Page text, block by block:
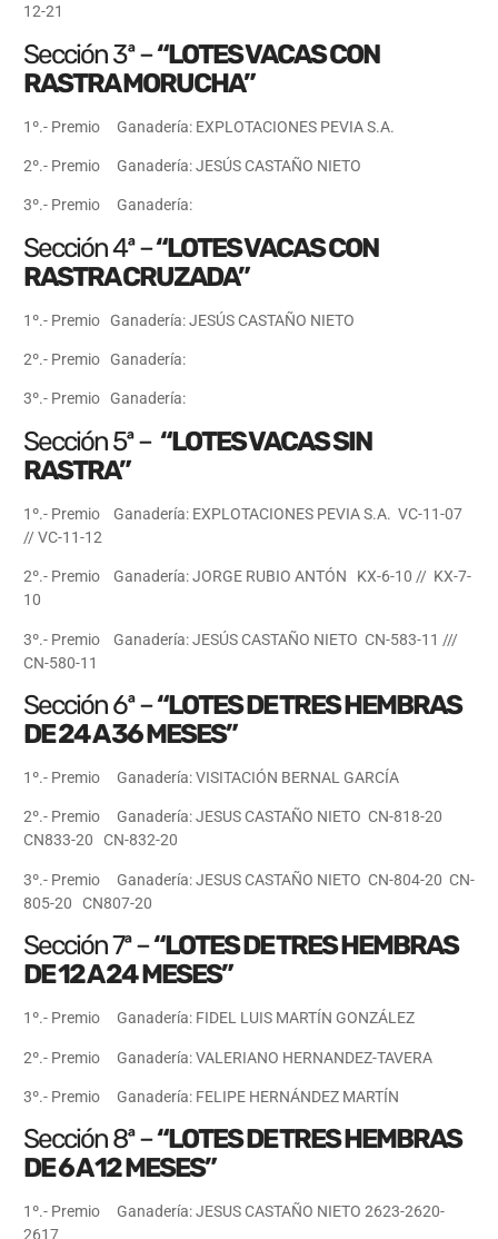
12-21
Sección 3ª –“LOTES VACAS CON
RASTRA MORUCHA”
1º.- Premio Ganadería: EXPLOTACIONES PEVIA S.A.
2º.- Premio Ganadería: JESÚS CASTAÑO NIETO
3º.- Premio Ganadería:
Sección 4ª –“LOTES VACAS CON
RASTRA CRUZADA”
1º.- Premio Ganadería: JESÚS CASTAÑO NIETO
2º.- Premio Ganadería:
3º.- Premio Ganadería:
Sección 5ª – “LOTES VACAS SIN
RASTRA”
1º.- Premio Ganadería: EXPLOTACIONES PEVIA S.A. VC-11-07
// VC-11-12
2º.- Premio Ganadería: JORGE RUBIO ANTÓN KX-6-10 // KX-7-
10
3º.- Premio Ganadería: JESÚS CASTAÑO NIETO CN-583-11 ///
CN-580-11
Sección 6ª –“LOTES DE TRES HEMBRAS
DE 24 A 36 MESES”
1º.- Premio Ganadería: VISITACIÓN BERNAL GARCÍA
2º.- Premio Ganadería: JESUS CASTAÑO NIETO CN-818-20
CN833-20 CN-832-20
3º.- Premio Ganadería: JESUS CASTAÑO NIETO CN-804-20 CN-
805-20 CN807-20
Sección 7ª –“LOTES DE TRES HEMBRAS
DE 12 A 24 MESES”
1º.- Premio Ganadería: FIDEL LUIS MARTÍN GONZÁLEZ
2º.- Premio Ganadería: VALERIANO HERNANDEZ-TAVERA
3º.- Premio Ganadería: FELIPE HERNÁNDEZ MARTÍN
Sección 8ª –“LOTES DE TRES HEMBRAS
DE 6 A 12 MESES”
1º.- Premio Ganadería: JESUS CASTAÑO NIETO 2623-2620-
2617